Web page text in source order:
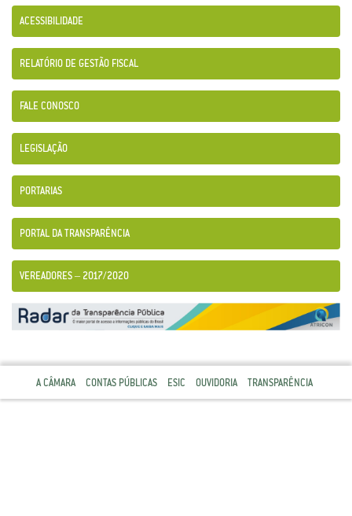
ACESSIBILIDADE
RELATÓRIO DE GESTÃO FISCAL
FALE CONOSCO
LEGISLAÇÃO
PORTARIAS
PORTAL DA TRANSPARÊNCIA
VEREADORES – 2017/2020
A CÂMARA CONTAS PÚBLICAS ESIC OUVIDORIA TRANSPARÊNCIA